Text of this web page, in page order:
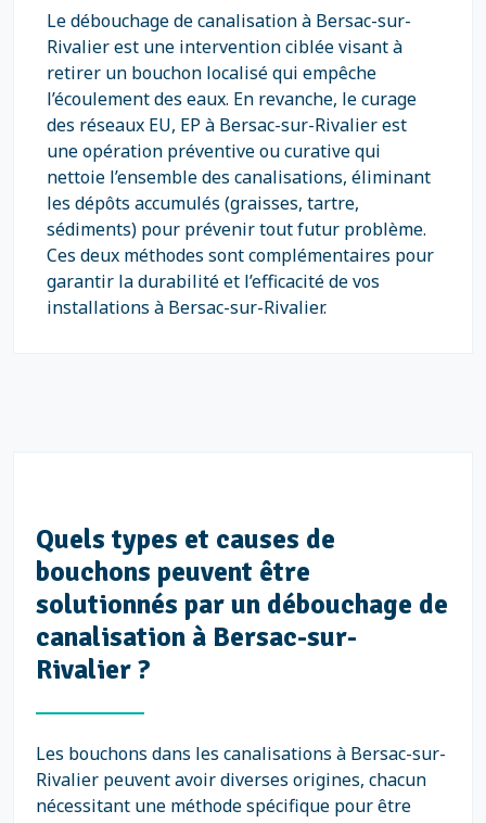
Le débouchage de canalisation à Bersac-sur-
Rivalier est une intervention ciblée visant à
retirer un bouchon localisé qui empêche
l’écoulement des eaux. En revanche, le curage
des réseaux EU, EP à Bersac-sur-Rivalier est
une opération préventive ou curative qui
nettoie l’ensemble des canalisations, éliminant
les dépôts accumulés (graisses, tartre,
sédiments) pour prévenir tout futur problème.
Ces deux méthodes sont complémentaires pour
garantir la durabilité et l’efficacité de vos
installations à Bersac-sur-Rivalier.
Quels types et causes de
bouchons peuvent être
solutionnés par un débouchage de
canalisation à Bersac-sur-
Rivalier ?
Les bouchons dans les canalisations à Bersac-sur-
Rivalier peuvent avoir diverses origines, chacun
nécessitant une méthode spécifique pour être